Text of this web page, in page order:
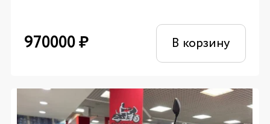
970000₽ В корзину